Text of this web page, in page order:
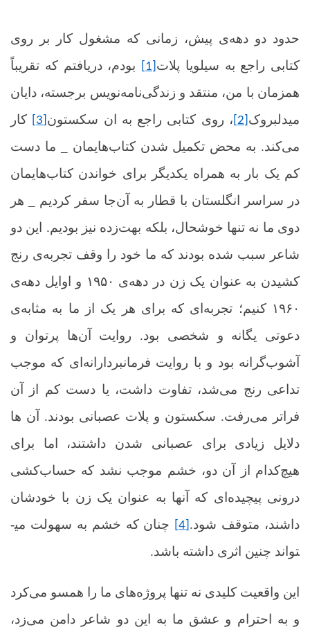
حدود دو دهه‌ی پیش، زمانی که مشغول کار بر روی
کتابی راجع به سیلویا پلات
بودم، دریافتم که تقریباً
همزمان با من، منتقد و زندگی‌نامه‌نویس برجسته، دایان
میدلبروک
، روی کتابی راجع به ان سکستون
کار
می‌کند. به محض تکمیل شدن کتاب‌هایمان
ما دست
کم یک بار به همراه یکدیگر برای خواندن کتاب‌هایمان
در سراسر انگلستان با قطار به آن‌جا سفر کردیم _ هر
دوی ما نه تنها خوشحال، بلکه بهت‌زده نیز بودیم. این دو
شاعر سبب شده بودند که ما خود را وقف تجربه‌ی رنج
کشیدن به عنوان یک زن در دهه‌ی ۱۹۵۰ و اوایل دهه‌ی
۱۹۶۰ کنیم؛ تجربه‌ای که برای هر یک از ما به مثابه‌ی
دعوتی یگانه و شخصی بود. روایت آن‌ها پرتوان و
آشوب‌گرانه بود و با روایت فرمانبردارانه‌ای که موجب
تداعی رنج می‌شد، تفاوت داشت، یا دست کم از آن
فراتر می‌رفت. سکستون و پلات عصبانی بودند. آن ها
دلایل زیادی برای عصبانی شدن داشتند، اما برای
هیچ‌کدام از آن دو، خشم موجب نشد که حساب‌کشی
درونی پیچیده‌ای که آن­ها به عنوان یک زن با خودشان
داشند، متوقف شود.
چنان که خشم به سهولت می­
تواند چنین اثری داشته ­باشد.
این واقعیت کلیدی نه تنها پروژه‌های ما را همسو می‌کرد
و به احترام و عشق ما به این دو شاعر دامن می‌زد،